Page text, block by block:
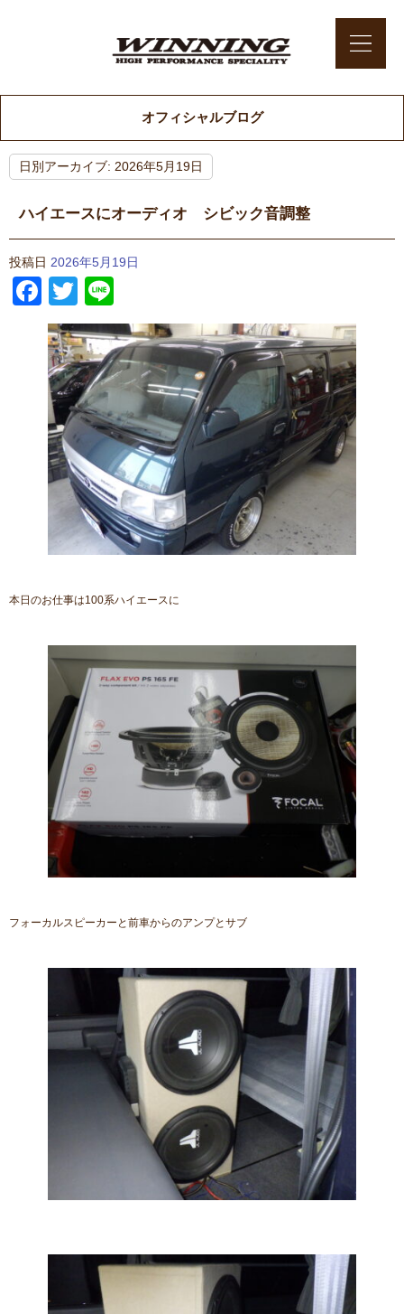
オフィシャルブログ
日別アーカイブ: 2026年5月19日
ハイエースにオーディオ シビック音調整
投稿日 2026年5月19日
Facebook
Twitter
本日のお仕事は100系ハイエースに
フォーカルスピーカーと前車からのアンプとサブ